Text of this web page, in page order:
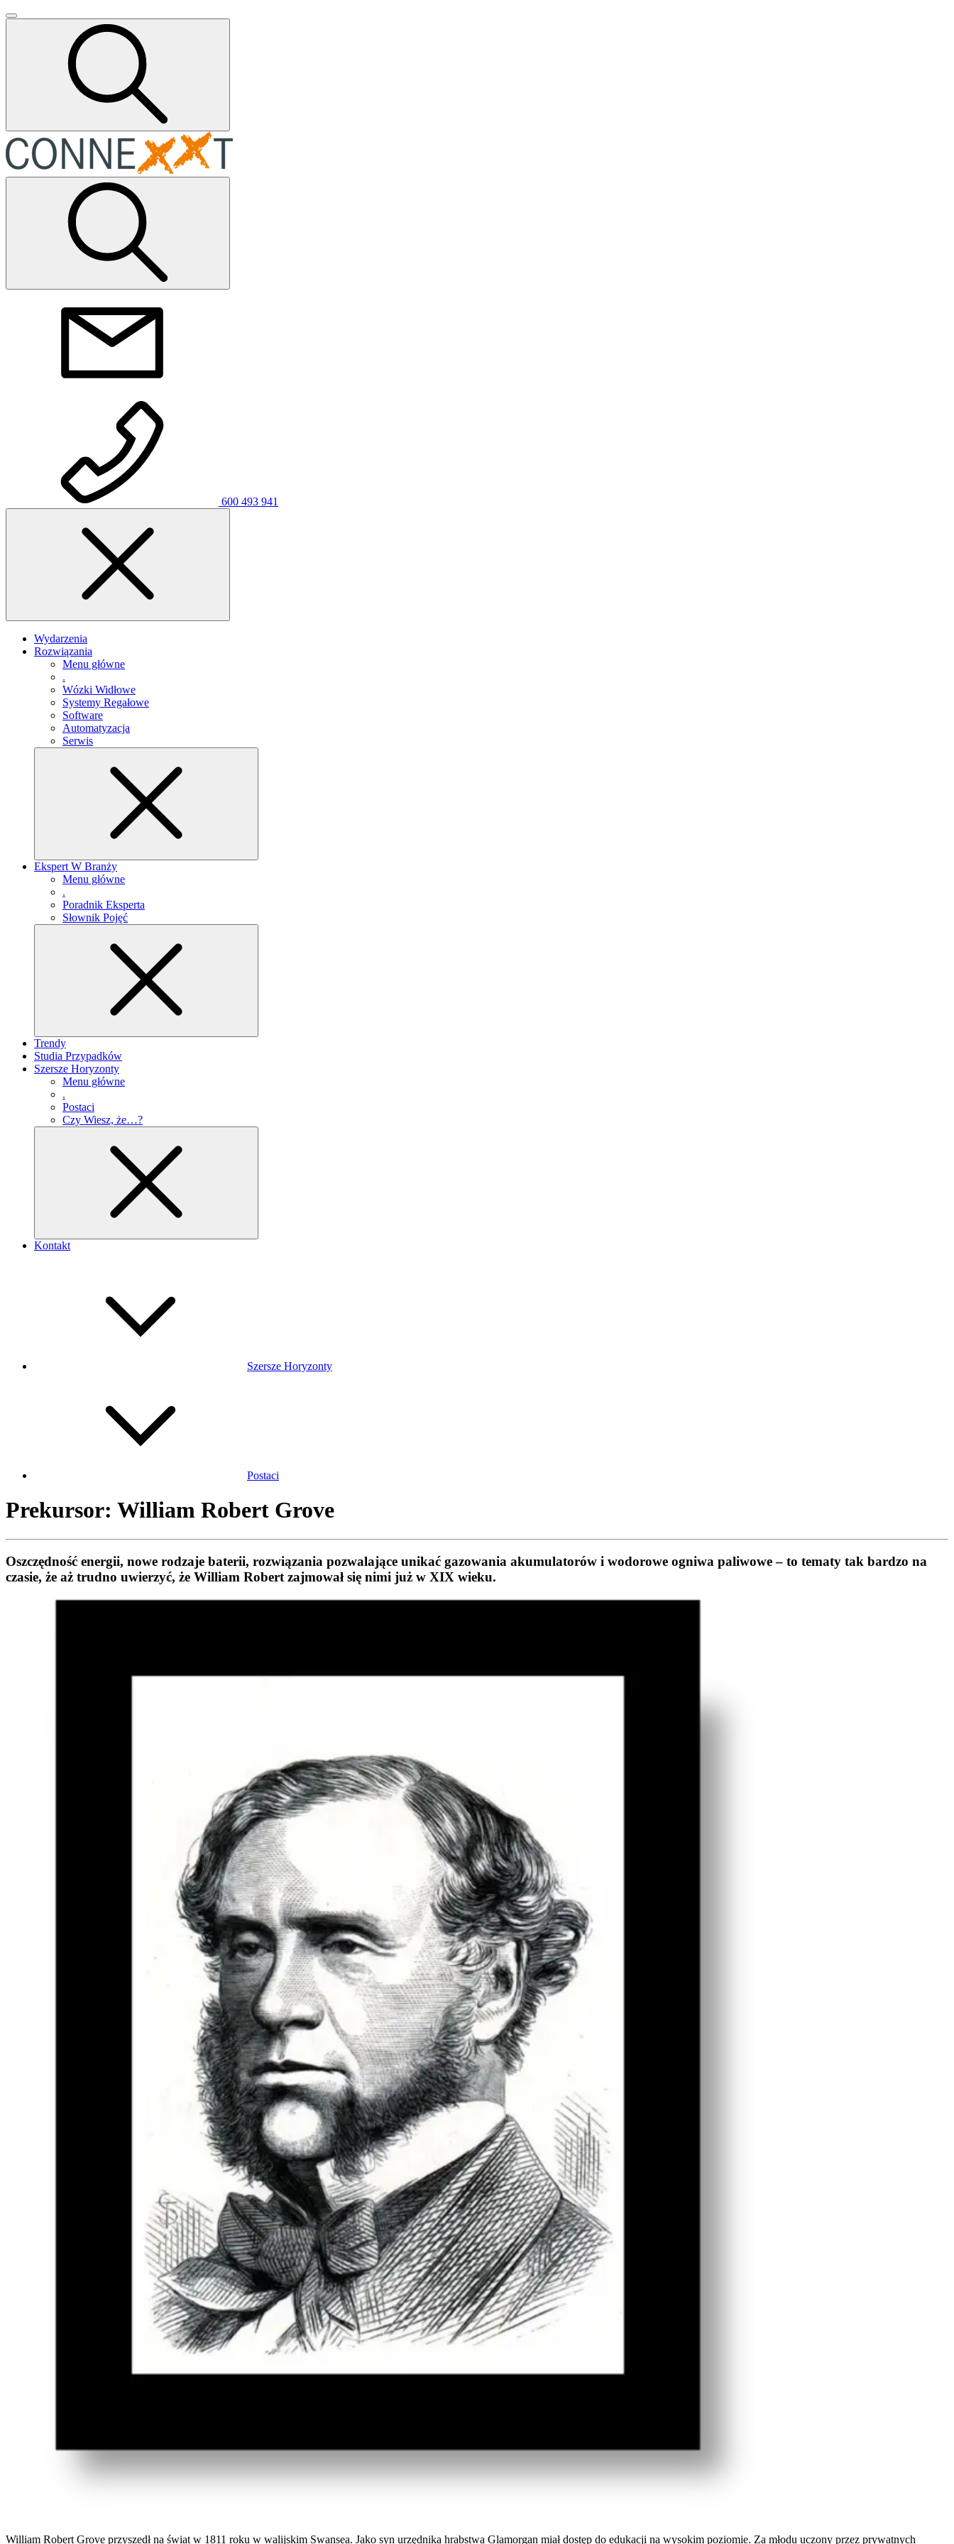
600 493 941
Wydarzenia
Rozwiązania
Menu główne
.
Wózki Widłowe
Systemy Regałowe
Software
Automatyzacja
Serwis
Ekspert W Branży
Menu główne
.
Poradnik Eksperta
Słownik Pojęć
Trendy
Studia Przypadków
Szersze Horyzonty
Menu główne
.
Postaci
Czy Wiesz, że…?
Kontakt
Szersze Horyzonty
Postaci
Prekursor: William Robert Grove
Oszczędność energii, nowe rodzaje baterii, rozwiązania pozwalające unikać gazowania akumulatorów i wodorowe ogniwa paliwowe – to tematy tak bardzo na
czasie, że aż trudno uwierzyć, że William Robert zajmował się nimi już w XIX wieku.
William Robert Grove przyszedł na świat w 1811 roku w walijskim Swansea. Jako syn urzędnika hrabstwa Glamorgan miał dostęp do edukacji na wysokim poziomie. Za młodu uczony przez prywatnych